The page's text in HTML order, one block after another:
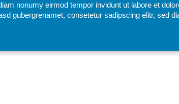
nonumy eirmod tempor invidunt ut labore et
gubergrenamet, consetetur sadipscing elitr, sed